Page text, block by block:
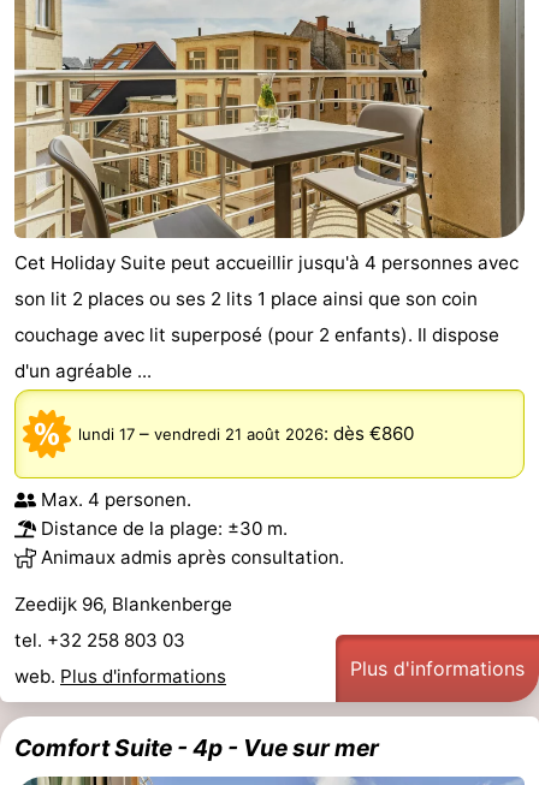
Cet Holiday Suite peut accueillir jusqu'à 4 personnes avec
son lit 2 places ou ses 2 lits 1 place ainsi que son coin
couchage avec lit superposé (pour 2 enfants). Il dispose
d'un agréable ...
lundi 17 – vendredi 21 août 2026: dès €860
Max. 4 personen.
Distance de la plage: ±30 m.
Animaux admis après consultation.
Zeedijk 96, Blankenberge
tel. +32 258 803 03
web. Plus d'informations Plus d'informations
Comfort Suite - 4p - Vue sur mer